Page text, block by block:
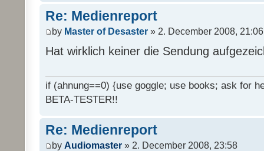
Re: Medienreport
by Master of Desaster » 2. December 2008, 21:06
Hat wirklich keiner die Sendung
if (ahnung==0) {use goggle; use books; ask for
BETA-TESTER!!
Re: Medienreport
by Audiomaster » 2. December 2008, 23:58